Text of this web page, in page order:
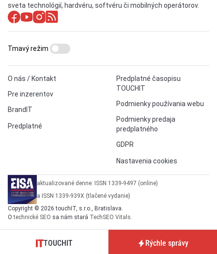
sveta technológií, hardvéru, softvéru či mobilných operátorov.
O nás / Kontakt
Pre inzerentov
BrandIT
Predplatné
Predplatné časopisu
TOUCHIT
Podmienky používania webu
Podmienky predaja
predplatného
GDPR
Nastavenia cookies
Tmavý režim
aktualizované denne: ISSN 1339-9497 (online)
a ISSN 1339-939X (tlačené vydanie)
Copyright © 2026 touchIT, s.r.o., Bratislava.
Otechnické SEO sa nám stará TechSEO Vitals.
TOUCHIT Rýchle správy